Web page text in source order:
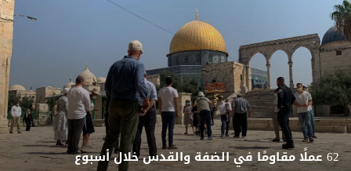
62 عملًا مقاومًا في الضفة والقدس خلال أسبوع